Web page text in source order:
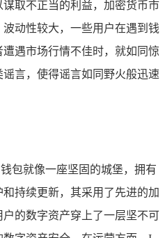
取不正当的利益，加密货币市
动性较大，一些用户在遇到钱
遇市场行情不佳时，就如同惊
言，使得谣言如同野火般迅速
包就像一座坚固的城堡，拥有
持续更新，其采用了先进的加
的数字资产穿上了一层坚不可